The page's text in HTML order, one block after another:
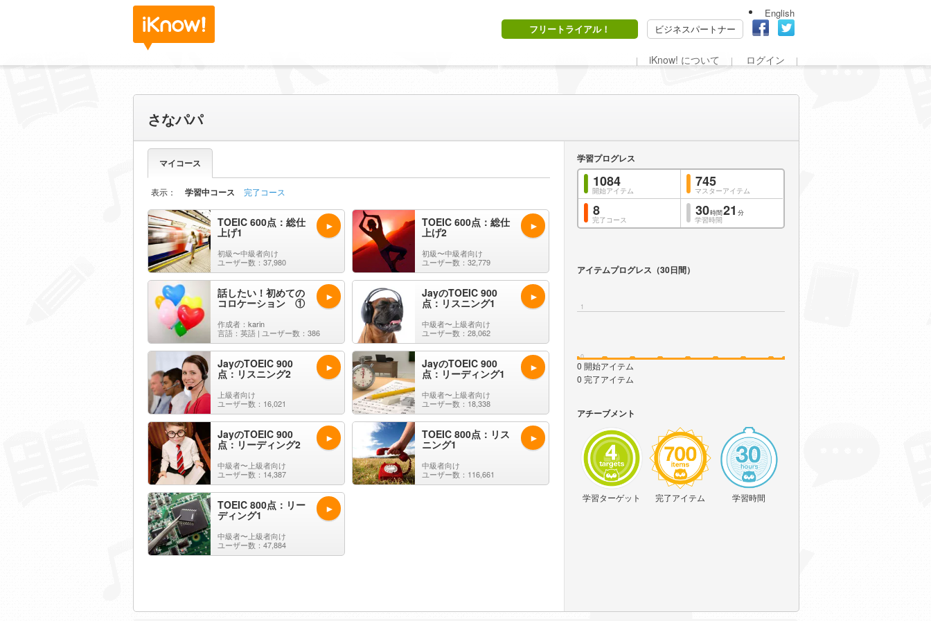
English
フリートライアル！
ビジネスパートナー
iKnow! について ログイン
さなパパ
学習プログレス
開始アイテム
1084
マスターアイテム
745
完了コース
8
学習時間
30時間21 分
アイテムプログレス（30日間）
0
1
0 開始アイテム
0 完了アイテム
アチーブメント
学習ターゲット 完了アイテム 学習時間
マイコース
表示： 学習中コース 完了コース
TOEIC 600点：総仕
上げ1
初級〜中級者向け
ユーザー数：37,980
TOEIC 600点：総仕
上げ2
初級〜中級者向け
ユーザー数：32,779
話したい！初めての
コロケーション ①
作成者： karin
言語：英語 | ユーザー数：386
JayのTOEIC 900
点：リスニング1
中級者〜上級者向け
ユーザー数：28,062
JayのTOEIC 900
点：リスニング2
上級者向け
ユーザー数：16,021
JayのTOEIC 900
点：リーディング1
中級者〜上級者向け
ユーザー数：18,338
JayのTOEIC 900
点：リーディング2
中級者〜上級者向け
ユーザー数：14,387
TOEIC 800点：リス
ニング1
中級者向け
ユーザー数：116,661
TOEIC 800点：リー
ディング1
中級者〜上級者向け
ユーザー数：47,884